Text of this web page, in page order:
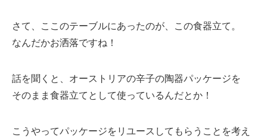
さて、ここのテーブルにあったのが、この食器立て。
なんだかお洒落ですね！
話を聞くと、オーストリアの辛子の陶器パッケージを
そのまま食器立てとして使っているんだとか！
こうやってパッケージをリユースしてもらうことを考え